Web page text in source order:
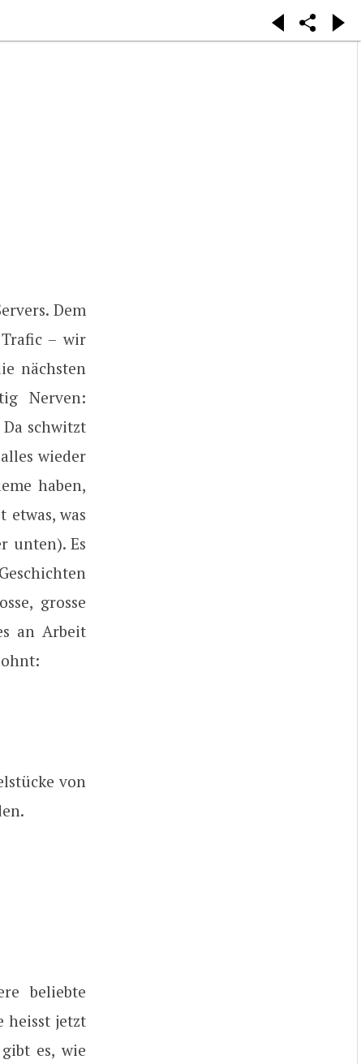
Dem
– wir
nächsten
Nerven:
schwitzt
wieder
haben,
was
unten). Es
grosse
an Arbeit
von
beliebte
heisst jetzt
es, wie